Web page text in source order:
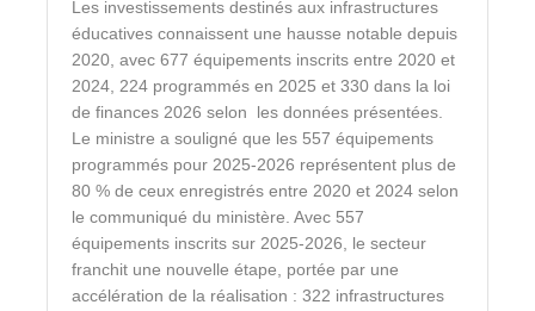
Les investissements destinés aux infrastructures
éducatives connaissent une hausse notable depuis
2020, avec 677 équipements inscrits entre 2020 et
2024, 224 programmés en 2025 et 330 dans la loi
de finances 2026 selon les données présentées.
Le ministre a souligné que les 557 équipements
programmés pour 2025-2026 représentent plus de
80 % de ceux enregistrés entre 2020 et 2024 selon
le communiqué du ministère. Avec 557
équipements inscrits sur 2025-2026, le secteur
franchit une nouvelle étape, portée par une
accélération de la réalisation : 322 infrastructures